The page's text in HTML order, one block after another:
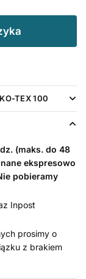
TEX 100
(maks. do 48
ekspresowo
pobieramy
Inpost
prosimy o
z brakiem